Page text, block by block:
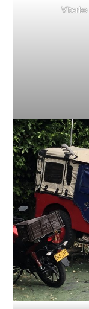
Viterbo